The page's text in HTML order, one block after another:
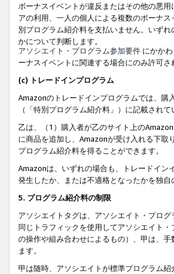
ボーナスイベントが違反またはその他の悪
アの利用、一人の個人による複数のボーナ
別プログラム紹介料を支払いません。いず
かについて判断します。
アソシエイト・プログラム参加要件 にかかわ
ーナスイベントに関連する場合にのみ許可さ
(c) トレードインプログラム
Amazonのトレードインプログラムでは、購
（「特別プログラム紹介料」）に記載され
乙は、（1）購入者が乙のサイト上の
に商品を追加し、Amazonが受け入れる下
プログラム紹介料を得ることができます。
Amazonは、いずれの場合も、トレードイン
発生したか、または不適格となったかを独自
5. プログラム紹介料の制限
アソシエイトタグは、アソシエイト・プロ
同じトラフィックを使用してアソシエイト
の操作や組み合わせによるもの）、甲は、
ます。
甲は随時、アソシエイトが標準プログラム